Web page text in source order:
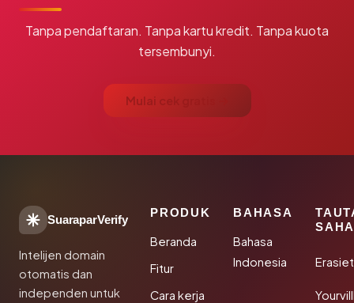
Tanpa pendaftaran. Tanpa kartu kredit. Tanpa kuota
tersembunyi.
Mulai cek gratis →
SuaraparVerify
Intelijen domain
otomatis dan
independen untuk
PRODUK
Beranda
Fitur
Cara kerja
BAHASA
Bahasa
Indonesia